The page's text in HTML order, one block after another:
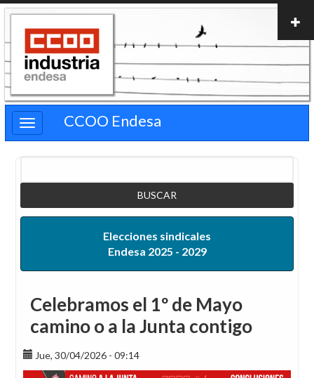
Pasar
contenido
principal
CCOO Endesa
Elecciones sindicales
Endesa 2025 - 2029
Celebramos el 1º de Mayo
camino o a la Junta contigo
Jue, 30/04/2026 - 09:14